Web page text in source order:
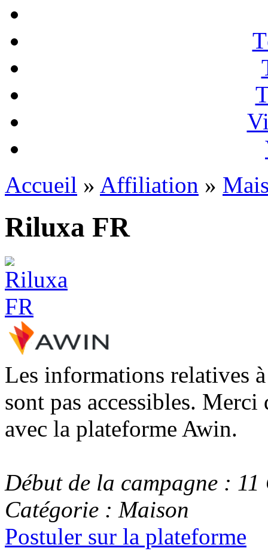
Accueil » Affiliation »
Riluxa FR
Les informations relatives
sont pas accessibles.
avec la plateforme Awin.
Début de la campagne :
Catégorie : Maison
Postuler sur la plateforme